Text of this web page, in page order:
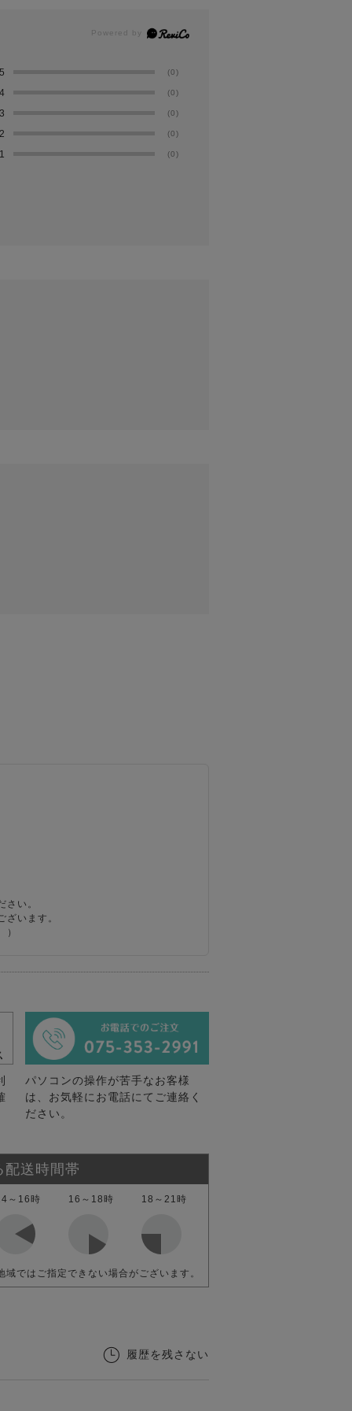
5 (0)
4 (0)
3 (0)
2 (0)
1 (0)
い。
います。
パソコンの操作が苦手なお客様
は、お気軽にお電話にてご連絡く
ださい。
配送時間帯
～16時 16～18時 18～21時
ではご指定できない場合がございます。
履歴を残さない